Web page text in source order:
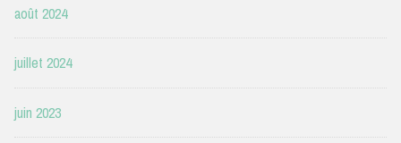
août 2024
juillet 2024
juin 2023